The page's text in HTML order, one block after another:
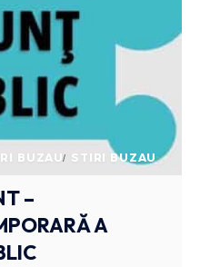
BUZAU STIRI BUZAU
–
A